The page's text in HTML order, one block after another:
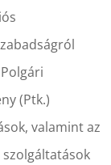
(Ptk.)
valamint az